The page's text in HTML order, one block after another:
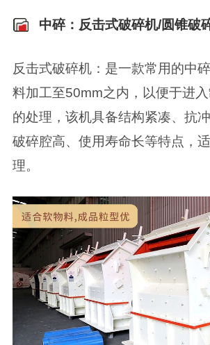
中碎：反击式破碎机/圆锥破
反击式破碎机：是一款常用的中
料加工至50mm之内，以便于进
的处理，该机具备结构紧凑、抗冲
破碎腔高、使用寿命长等特点，
理。